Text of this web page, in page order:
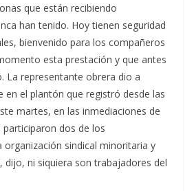
que están recibiendo
han tenido. Hoy tienen seguridad
bienvenido para los compañeros
esta prestación y que antes
La representante obrera dio a
en el plantón que registró desde las
martes, en las inmediaciones de
dos de los
organización sindical minoritaria y
dijo, ni siquiera son trabajadores del